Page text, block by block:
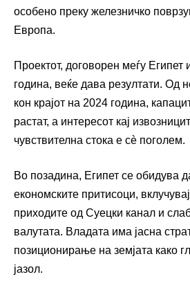
особено преку железничко
Европа.
Проектот, договорен меѓу Египет
година, веќе дава резултати. Од
кон крајот на 2024 година,
растат, а интересот кај
чувствителна стока е сè поголем.
Во позадина, Египет се обидува
економските притисоци,
приходите од Суецки канал и
валутата. Владата има јасна
позиционирање на земјата како
јазол.